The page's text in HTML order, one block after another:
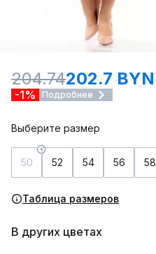
204.74202.7 BYN
-1% Подробнее
Выберите размер
50 52 54 56 58
Таблица размеров
В других цветах